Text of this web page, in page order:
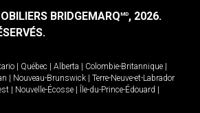
BRIDGEMARQMD, 2026.
Québec Alberta Colombie-Britannique
Nouveau-Brunswick
Terre-Neuve-et-Labrador
Nouvelle-Écosse Île-du-Prince-Édouard